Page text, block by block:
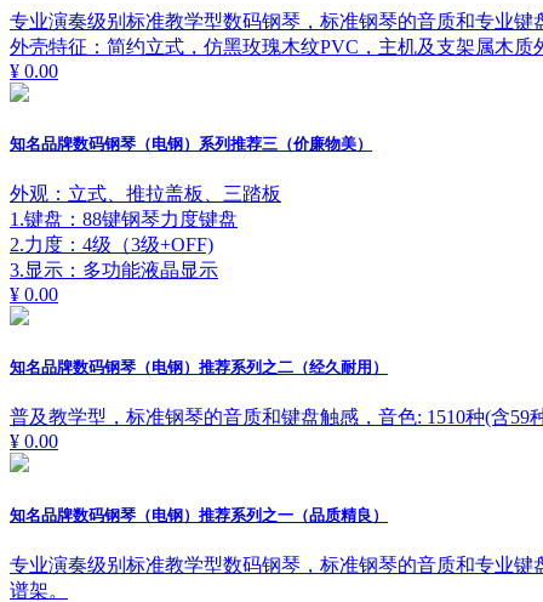
专业演奏级别标准教学型数码钢琴，标准钢琴的音质和专业键
外壳特征：简约立式，仿黑玫瑰木纹PVC，主机及支架属木
¥ 0.00
知名品牌数码钢琴（电钢）系列推荐三（价廉物美）
外观：立式、推拉盖板、三踏板
1.键盘：88键钢琴力度键盘
2.力度：4级（3级+OFF)
3.显示：多功能液晶显示
¥ 0.00
知名品牌数码钢琴（电钢）推荐系列之二（经久耐用）
普及教学型，标准钢琴的音质和键盘触感，音色: 1510种(含
¥ 0.00
知名品牌数码钢琴（电钢）推荐系列之一（品质精良）
专业演奏级别标准教学型数码钢琴，标准钢琴的音质和专业
谱架。